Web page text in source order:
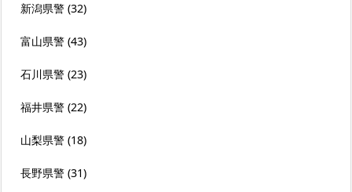
新潟県警 (32)
富山県警 (43)
石川県警 (23)
福井県警 (22)
山梨県警 (18)
長野県警 (31)